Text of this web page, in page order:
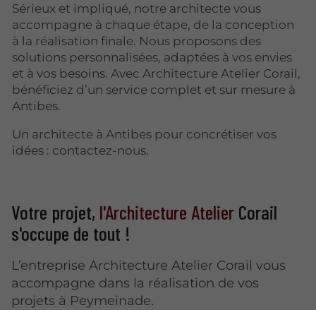
Sérieux et impliqué, notre architecte vous
accompagne à chaque étape, de la conception
à la réalisation finale. Nous proposons des
solutions personnalisées, adaptées à vos envies
et à vos besoins. Avec Architecture Atelier Corail,
bénéficiez d’un service complet et sur mesure à
Antibes.
Un architecte à Antibes pour concrétiser vos
idées : contactez-nous.
Votre projet, l'Architecture Atelier Corail
s'occupe de tout !
L’entreprise Architecture Atelier Corail vous
accompagne dans la réalisation de vos
projets à Peymeinade.